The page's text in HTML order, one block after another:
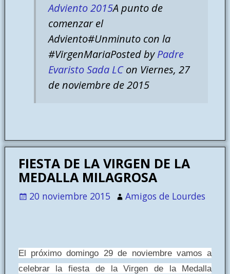
Adviento 2015A punto de
comenzar el
Adviento#Unminuto con la
#VirgenMariaPosted byPadre
Evaristo Sada LCon Viernes, 27
de noviembre de 2015
FIESTA DE LA VIRGEN DE LA
MEDALLA MILAGROSA
20 noviembre 2015 Amigos de Lourdes
El próximo domingo 29 de noviembre vamos a
celebrar la fiesta de la Virgen de la Medalla